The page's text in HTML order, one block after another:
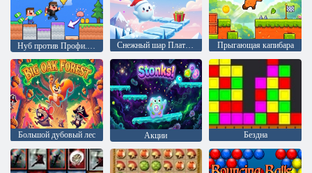
Нуб против Профи. Украдите Брейнрот Снежный шар Платформер Прыгающая капибара
Большой дубовый лес Акции Бездна